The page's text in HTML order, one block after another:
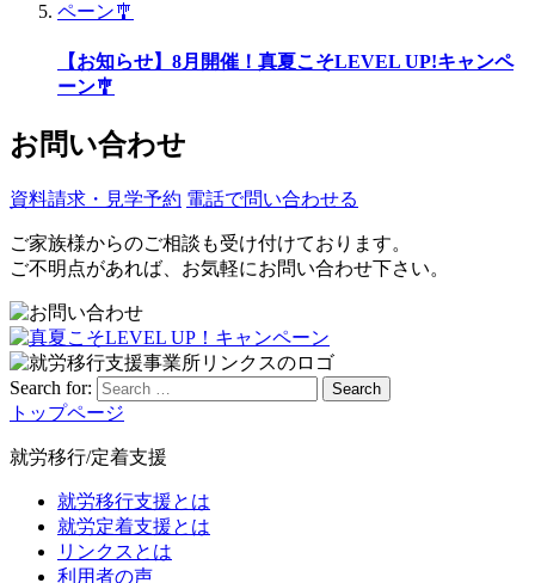
【お知らせ】8月開催！真夏こそLEVEL UP!キャンペ
ーン🎐
お問い合わせ
資料請求・見学予約 電話で問い合わせる
ご家族様からのご相談も受け付けております。
ご不明点があれば、お気軽にお問い合わせ下さい。
Search for: Search
トップページ
就労移行/定着支援
就労移行支援とは
就労定着支援とは
リンクスとは
利用者の声